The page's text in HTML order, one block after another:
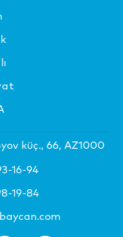
küç., 66, AZ1000
16-94
19-84